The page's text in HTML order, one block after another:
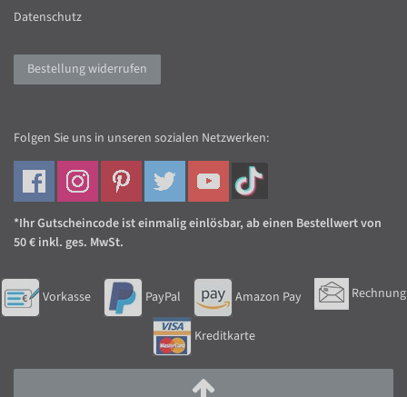
Datenschutz
Bestellung widerrufen
Folgen Sie uns in unseren sozialen Netzwerken:
*Ihr Gutscheincode ist einmalig einlösbar, ab einen Bestellwert von
50 € inkl. ges. MwSt.
Vorkasse PayPal Amazon Pay Rechnung
Kreditkarte